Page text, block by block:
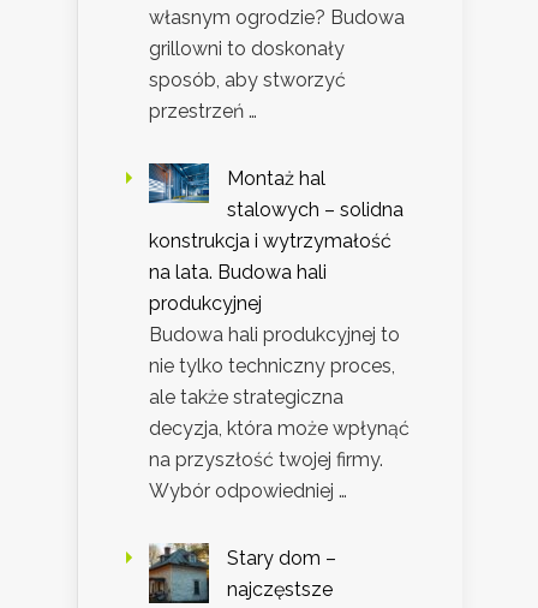
własnym ogrodzie? Budowa
grillowni to doskonały
sposób, aby stworzyć
przestrzeń …
Montaż hal
stalowych – solidna
konstrukcja i wytrzymałość
na lata. Budowa hali
produkcyjnej
Budowa hali produkcyjnej to
nie tylko techniczny proces,
ale także strategiczna
decyzja, która może wpłynąć
na przyszłość twojej firmy.
Wybór odpowiedniej …
Stary dom –
najczęstsze